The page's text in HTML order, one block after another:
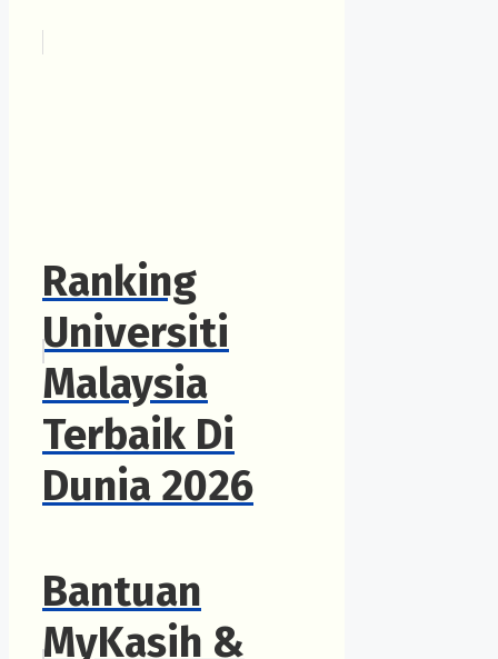
Ranking
Universiti
Malaysia
Terbaik Di
Dunia 2026
Bantuan
MyKasih &